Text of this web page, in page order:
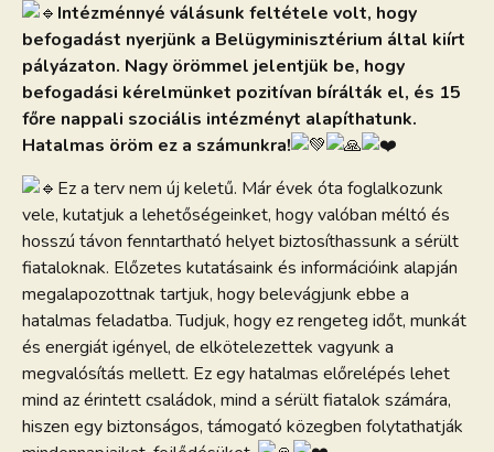
Intézménnyé válásunk feltétele volt, hogy
befogadást nyerjünk a Belügyminisztérium által kiírt
pályázaton. Nagy örömmel jelentjük be, hogy
befogadási kérelmünket pozitívan bírálták el, és 15
főre nappali szociális intézményt alapíthatunk.
Hatalmas öröm ez a számunkra!
Ez a terv nem új keletű. Már évek óta foglalkozunk
vele, kutatjuk a lehetőségeinket, hogy valóban méltó és
hosszú távon fenntartható helyet biztosíthassunk a sérült
fiataloknak. Előzetes kutatásaink és információink alapján
megalapozottnak tartjuk, hogy belevágjunk ebbe a
hatalmas feladatba. Tudjuk, hogy ez rengeteg időt, munkát
és energiát igényel, de elkötelezettek vagyunk a
megvalósítás mellett. Ez egy hatalmas előrelépés lehet
mind az érintett családok, mind a sérült fiatalok számára,
hiszen egy biztonságos, támogató közegben folytathatják